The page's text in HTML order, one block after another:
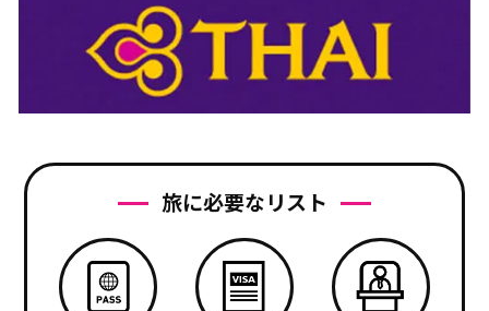
旅に必要なリスト